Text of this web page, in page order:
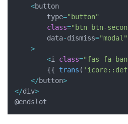
<button
        type
="button"
class="btn btn-
        data
-dismiss="modal"
>
<i class="fas fa-
{{ trans (
</button>
</div>
@endslot